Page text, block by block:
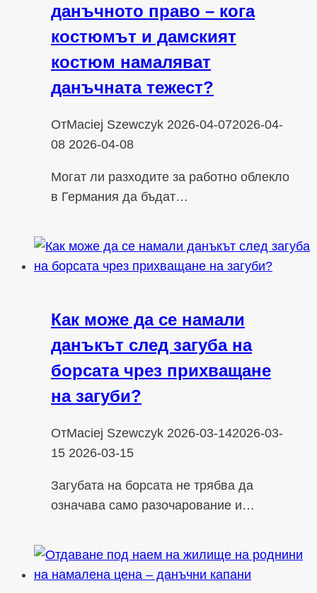
данъчното право – кога
костюмът и дамският
костюм намаляват
данъчната тежест?
ОтMaciej Szewczyk 2026-04-072026-04-
08 2026-04-08
Могат ли разходите за работно облекло
в Германия да бъдат…
Как може да се намали
данъкът след загуба на
борсата чрез прихващане
на загуби?
ОтMaciej Szewczyk 2026-03-142026-03-
15 2026-03-15
Загубата на борсата не трябва да
означава само разочарование и…